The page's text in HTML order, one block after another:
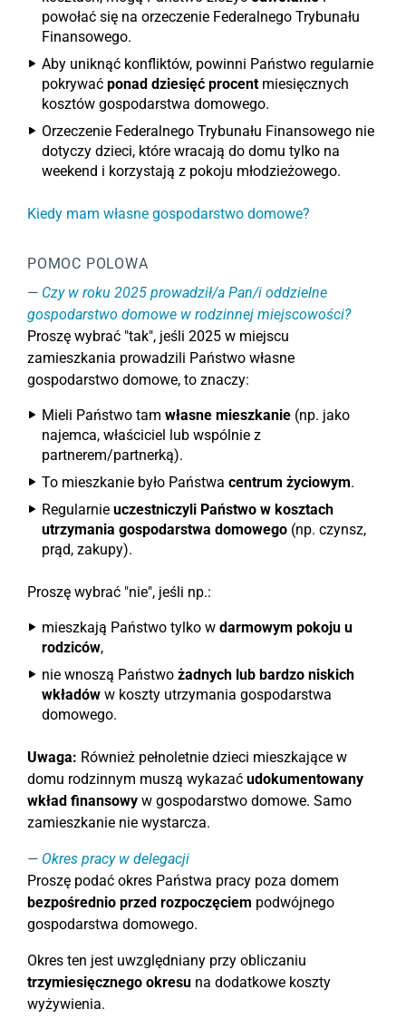
powołać się na orzeczenie Federalnego Trybunału
Finansowego.
Aby uniknąć konfliktów, powinni Państwo regularnie
pokrywać ponad dziesięć procentmiesięcznych
kosztów gospodarstwa domowego.
Orzeczenie Federalnego Trybunału Finansowego nie
dotyczy dzieci, które wracają do domu tylko na
weekend i korzystają z pokoju młodzieżowego.
Kiedy mam własne gospodarstwo domowe?
POMOC POLOWA
Czy w roku 2025 prowadził/a Pan/i oddzielne
gospodarstwo domowe w rodzinnej miejscowości?
Proszę wybrać "tak", jeśli 2025 w miejscu
zamieszkania prowadzili Państwo własne
gospodarstwo domowe, to znaczy:
Mieli Państwo tam własne mieszkanie (np. jako
najemca, właściciel lub wspólnie z
partnerem/partnerką).
To mieszkanie było Państwa centrum życiowym.
Regularnie uczestniczyli Państwo w kosztach
utrzymania gospodarstwa domowego (np. czynsz,
prąd, zakupy).
Proszę wybrać "nie", jeśli np.:
mieszkają Państwo tylko w darmowym pokoju u
rodziców,
nie wnoszą Państwo żadnych lub bardzo niskich
wkładów w koszty utrzymania gospodarstwa
domowego.
Uwaga: Również pełnoletnie dzieci mieszkające w
domu rodzinnym muszą wykazać udokumentowany
wkład finansowy w gospodarstwo domowe. Samo
zamieszkanie nie wystarcza.
Okres pracy w delegacji
Proszę podać okres Państwa pracy poza domem
bezpośrednio przed rozpoczęciem podwójnego
gospodarstwa domowego.
Okres ten jest uwzględniany przy obliczaniu
trzymiesięcznego okresu na dodatkowe koszty
wyżywienia.